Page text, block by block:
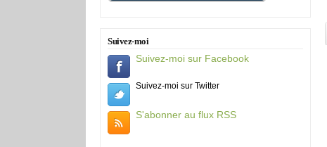
Suivez-moi
Suivez-moi sur Facebook
Suivez-moi sur Twitter
S'abonner au flux RSS